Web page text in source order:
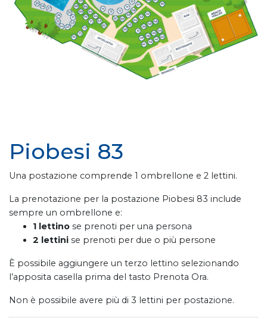
Piobesi 83
Una postazione comprende 1 ombrellone e 2 lettini.
La prenotazione per la postazione Piobesi 83 include
sempre un ombrellone e:
1 lettino se prenoti per una persona
2 lettini se prenoti per due o più persone
È possibile aggiungere un terzo lettino selezionando
l’apposita casella prima del tasto Prenota Ora.
Non è possibile avere più di 3 lettini per postazione.